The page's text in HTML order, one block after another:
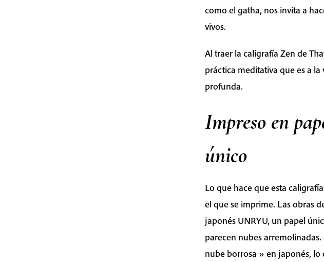
como el gatha, nos invita a
vivos.
Al traer la caligrafía Zen de
práctica meditativa que es a
profunda.
Impreso en
único
Lo que hace que esta
el que se imprime. Las obras
japonés UNRYU, un papel
parecen nubes
nube borrosa » en japonés,